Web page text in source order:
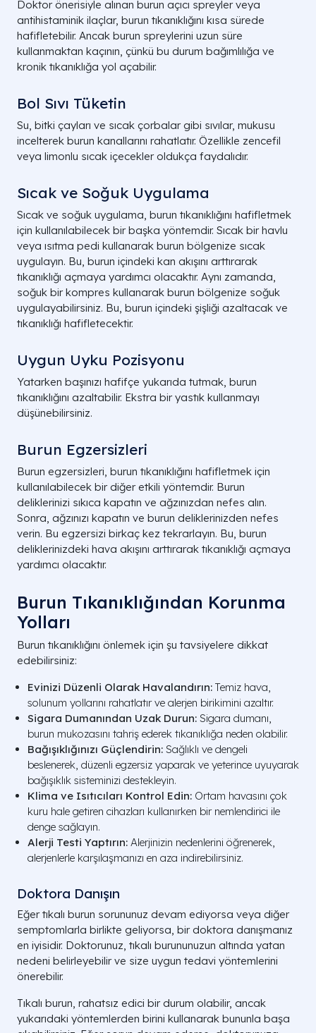
Doktor önerisiyle alınan burun açıcı spreyler veya
antihistaminik ilaçlar, burun tıkanıklığını kısa sürede
hafifletebilir. Ancak burun spreylerini uzun süre
kullanmaktan kaçının, çünkü bu durum bağımlılığa ve
kronik tıkanıklığa yol açabilir.
Bol Sıvı Tüketin
Su, bitki çayları ve sıcak çorbalar gibi sıvılar, mukusu
incelterek burun kanallarını rahatlatır. Özellikle zencefil
veya limonlu sıcak içecekler oldukça faydalıdır.
Sıcak ve Soğuk Uygulama
Sıcak ve soğuk uygulama, burun tıkanıklığını hafifletmek
için kullanılabilecek bir başka yöntemdir. Sıcak bir havlu
veya ısıtma pedi kullanarak burun bölgenize sıcak
uygulayın. Bu, burun içindeki kan akışını arttırarak
tıkanıklığı açmaya yardımcı olacaktır. Aynı zamanda,
soğuk bir kompres kullanarak burun bölgenize soğuk
uygulayabilirsiniz. Bu, burun içindeki şişliği azaltacak ve
tıkanıklığı hafifletecektir.
Uygun Uyku Pozisyonu
Yatarken başınızı hafifçe yukarıda tutmak, burun
tıkanıklığını azaltabilir. Ekstra bir yastık kullanmayı
düşünebilirsiniz.
Burun Egzersizleri
Burun egzersizleri, burun tıkanıklığını hafifletmek için
kullanılabilecek bir diğer etkili yöntemdir. Burun
deliklerinizi sıkıca kapatın ve ağzınızdan nefes alın.
Sonra, ağzınızı kapatın ve burun deliklerinizden nefes
verin. Bu egzersizi birkaç kez tekrarlayın. Bu, burun
deliklerinizdeki hava akışını arttırarak tıkanıklığı açmaya
yardımcı olacaktır.
Burun Tıkanıklığından Korunma
Yolları
Burun tıkanıklığını önlemek için şu tavsiyelere dikkat
edebilirsiniz:
Evinizi Düzenli Olarak Havalandırın: Temiz hava,
solunum yollarını rahatlatır ve alerjen birikimini azaltır.
Sigara Dumanından Uzak Durun: Sigara dumanı,
burun mukozasını tahriş ederek tıkanıklığa neden olabilir.
Bağışıklığınızı Güçlendirin: Sağlıklı ve dengeli
beslenerek, düzenli egzersiz yaparak ve yeterince uyuyarak
bağışıklık sisteminizi destekleyin.
Klima ve Isıtıcıları Kontrol Edin: Ortam havasını çok
kuru hale getiren cihazları kullanırken bir nemlendirici ile
denge sağlayın.
Alerji Testi Yaptırın: Alerjinizin nedenlerini öğrenerek,
alerjenlerle karşılaşmanızı en aza indirebilirsiniz.
Doktora Danışın
Eğer tıkalı burun sorununuz devam ediyorsa veya diğer
semptomlarla birlikte geliyorsa, bir doktora danışmanız
en iyisidir. Doktorunuz, tıkalı burununuzun altında yatan
nedeni belirleyebilir ve size uygun tedavi yöntemlerini
önerebilir.
Tıkalı burun, rahatsız edici bir durum olabilir, ancak
yukarıdaki yöntemlerden birini kullanarak bununla başa